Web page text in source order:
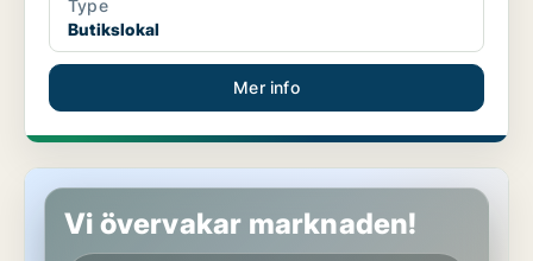
Type
Butikslokal
Mer info
Butikslokal i Vaggeryd
Vi övervakar marknaden!